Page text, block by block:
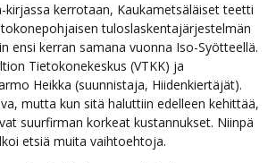
kirjassa kerrotaan, Kaukametsäläiset teetti
tuloslaskentajärjestelmän
ensi kerran samana vuonna Iso-Syötteellä.
Tietokonekeskus (VTKK) ja
Heikka (suunnistaja, Hiidenkiertäjät).
mutta kun sitä haluttiin edelleen kehittää,
suurfirman korkeat kustannukset. Niinpä
etsiä muita vaihtoehtoja.